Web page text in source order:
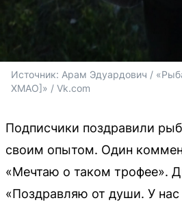
Источник: Арам Эдуардович /
ХМАО]» / Vk.com
Подписчики поздравили
своим опытом. Один
«Мечтаю о таком трофее».
«Поздравляю от души. У